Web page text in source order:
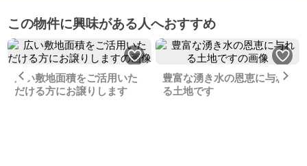
この物件に興味がある人へおすすめ
Previous
広い敷地面積をご活用いた
だける方にお譲りします
豊富な湧き水の恩恵に与れ
る土地です